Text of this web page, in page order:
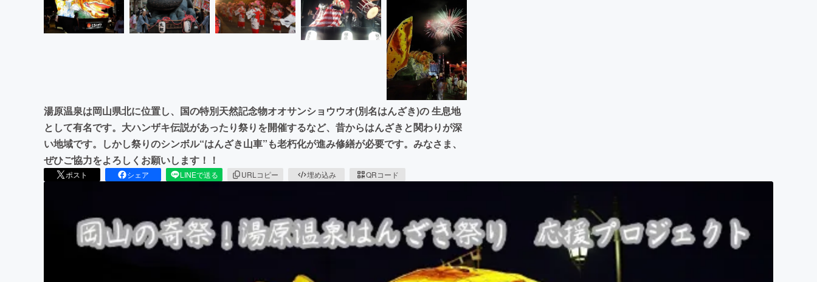
湯原温泉は岡山県北に位置し、国の特別天然記念物オオサンショウウオ(別名はんざき)の 生息地
として有名です。大ハンザキ伝説があったり祭りを開催するなど、昔からはんざきと関わりが深
い地域です。しかし祭りのシンボル“はんざき山車”も老朽化が進み修繕が必要です。みなさま、
ぜひご協力をよろしくお願いします！！
ポスト シェア LINEで送る URLコピー 埋め込み QRコード